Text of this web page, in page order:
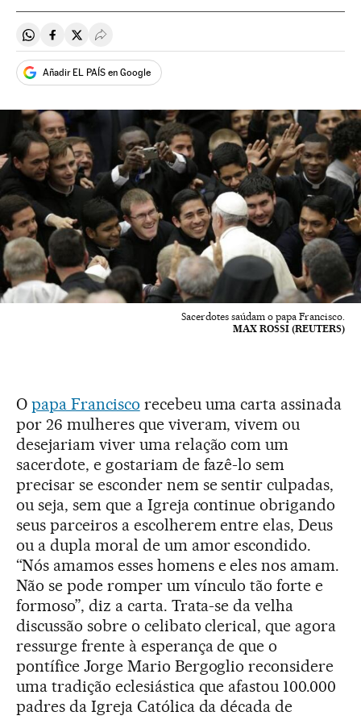
Compartir en Whatsapp
Compartir en Facebook
Compartir en Twitter
Desplegar Redes Sociales
Añadir EL PAÍS en Google
Sacerdotes saúdam o papa Francisco.
MAX ROSSI (REUTERS)
O papa Francisco recebeu uma carta assinada
por 26 mulheres que viveram, vivem ou
desejariam viver uma relação com um
sacerdote, e gostariam de fazê-lo sem
precisar se esconder nem se sentir culpadas,
ou seja, sem que a Igreja continue obrigando
seus parceiros a escolherem entre elas, Deus
ou a dupla moral de um amor escondido.
“Nós amamos esses homens e eles nos amam.
Não se pode romper um vínculo tão forte e
formoso”, diz a carta. Trata-se da velha
discussão sobre o celibato clerical, que agora
ressurge frente à esperança de que o
pontífice Jorge Mario Bergoglio reconsidere
uma tradição eclesiástica que afastou 100.000
padres da Igreja Católica da década de